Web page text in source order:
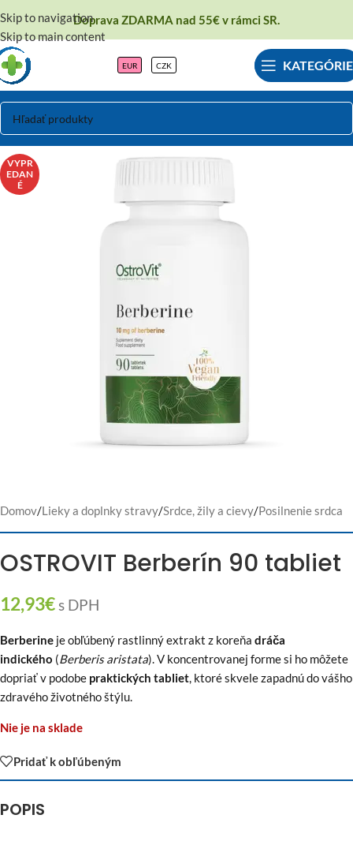
Skip to navigation
Skip to main content
Doprava ZDARMA nad 55€ v rámci SR.
EUR CZK KATEGÓRIE
VYPR
EDAN
É
Domov/Lieky a doplnky stravy/Srdce, žily a cievy/Posilnenie srdca
OSTROVIT Berberín 90 tabliet
12,93€s DPH
Berberine je obľúbený rastlinný extrakt z koreňa dráča
indického (Berberis aristata). V koncentrovanej forme si ho môžete
dopriať v podobe praktických tabliet, ktoré skvele zapadnú do vášho
zdravého životného štýlu.
Nie je na sklade
Pridať k obľúbeným
POPIS